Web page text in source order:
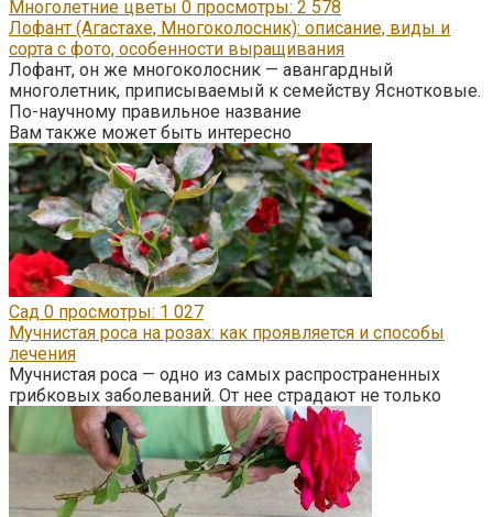
Многолетние цветы 0 просмотры: 2 578
Лофант (Агастахе, Многоколосник): описание, виды и
сорта с фото, особенности выращивания
Лофант, он же многоколосник — авангардный
многолетник, приписываемый к семейству Яснотковые.
По-научному правильное название
Вам также может быть интересно
Сад 0 просмотры: 1 027
Мучнистая роса на розах: как проявляется и способы
лечения
Мучнистая роса — одно из самых распространенных
грибковых заболеваний. От нее страдают не только